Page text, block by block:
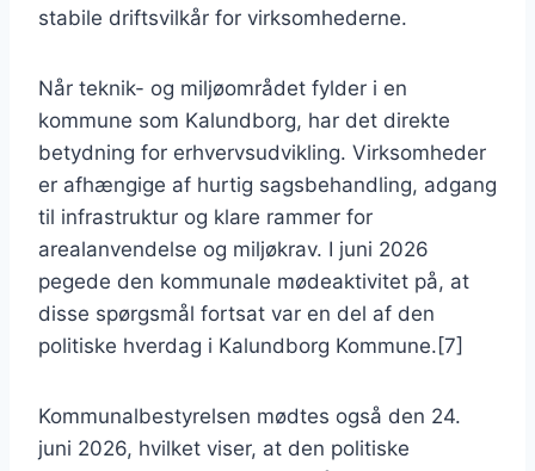
stabile driftsvilkår for virksomhederne.
Når teknik- og miljøområdet fylder i en
kommune som Kalundborg, har det direkte
betydning for erhvervsudvikling. Virksomheder
er afhængige af hurtig sagsbehandling, adgang
til infrastruktur og klare rammer for
arealanvendelse og miljøkrav. I juni 2026
pegede den kommunale mødeaktivitet på, at
disse spørgsmål fortsat var en del af den
politiske hverdag i Kalundborg Kommune.[7]
Kommunalbestyrelsen mødtes også den 24.
juni 2026, hvilket viser, at den politiske